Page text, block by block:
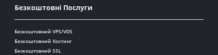
Безкоштовні Послуги
Безкоштовний VPS/VDS
Безкоштовний Хостинг
Безкоштовний SSL